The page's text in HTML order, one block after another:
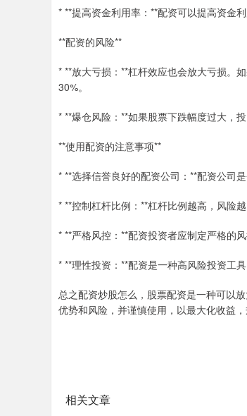
* **提高资金利用率：**配资可以提高资金
**配资的风险**
* **放大亏损：**杠杆效应也会放大亏损。
30%。
* **爆仓风险：**如果股票下跌幅度过大，
**使用配资的注意事项**
* **选择信誉良好的配资公司：**配资公司
* **控制杠杆比例：**杠杆比例越高，风险
* **严格风控：**配资投资者应制定严格的
* **理性投资：**配资是一种高风险投资工
总之配资炒股怎么，股票配资是一种可以
优势和风险，并谨慎使用，以最大化收益，
相关文章